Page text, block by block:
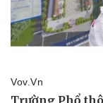
eSports
Hậu trường